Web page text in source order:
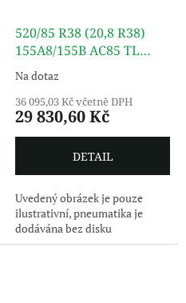
520/85 R38 (20,8 R38)
155A8/155B AC85 TL
MITAS
Na dotaz
36 095,03 Kč včetně DPH
29 830,60 Kč
DETAIL
Uvedený obrázek je pouze
ilustrativní, pneumatika je
dodávána bez disku